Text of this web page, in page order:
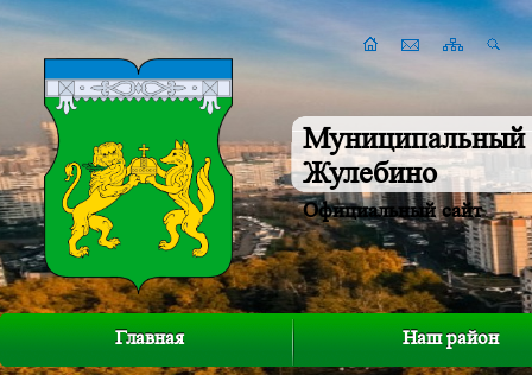
Муниципальный
Жулебино
Официальный сайт
Главная Наш район